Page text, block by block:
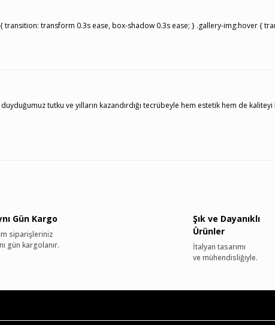
transform 0.3s ease, box-shadow 0.3s ease; } .gallery-img:hover {
tutku ve yılların kazandırdığı tecrübeyle hem estetik hem de
Gün Kargo
siparişleriniz
gün kargolanır.
Şık ve Dayanıklı
Ürünler
İtalyan tasarımı
ve mühendisliğiyle.